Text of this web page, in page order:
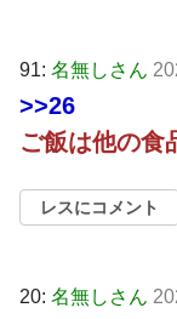
91: 名無しさん
>>26
ご飯は他の
レスにコメント
20: 名無しさん